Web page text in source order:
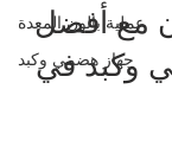
عملية بالون المعدة
جهاز هضمي وكبد
مع أفضل
وكبد في